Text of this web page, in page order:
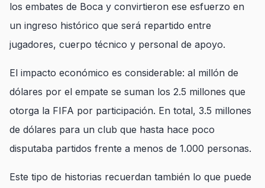
los embates de Boca y convirtieron ese esfuerzo en
un ingreso histórico que será repartido entre
jugadores, cuerpo técnico y personal de apoyo.
El impacto económico es considerable: al millón de
dólares por el empate se suman los 2.5 millones que
otorga la FIFA por participación. En total, 3.5 millones
de dólares para un club que hasta hace poco
disputaba partidos frente a menos de 1.000 personas.
Este tipo de historias recuerdan también lo que puede